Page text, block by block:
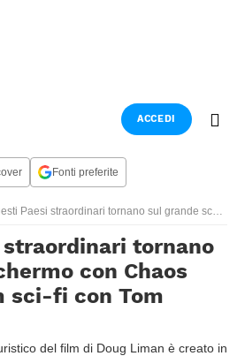
ACCEDI
Fonti preferite
Paesi straordinari tornano sul grande schermo con Chaos Walking, film sci-fi con Tom Holland
straordinari tornano
con Chaos
sci-fi con Tom
del film di Doug Liman è creato in